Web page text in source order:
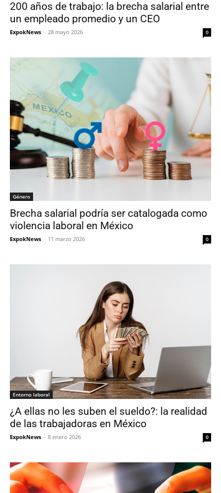
200 años de trabajo: la brecha salarial entre
un empleado promedio y un CEO
ExpokNews - 28 mayo 2026 0
Género
Brecha salarial podría ser catalogada como
violencia laboral en México
ExpokNews - 11 marzo 2026 0
Entorno laboral
¿A ellas no les suben el sueldo?: la realidad
de las trabajadoras en México
ExpokNews - 8 enero 2026 0